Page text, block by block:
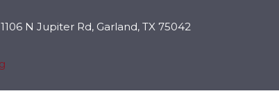
1106 N Jupiter Rd, Garland, TX 75042